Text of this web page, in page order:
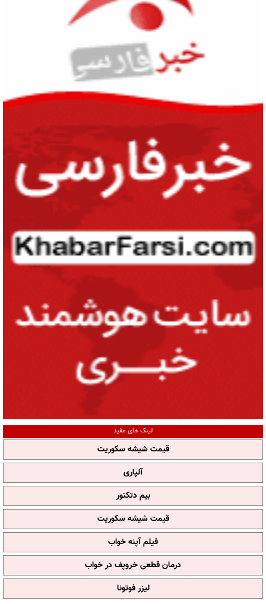
لینک های مفید
قیمت شیشه سکوریت
آلپاری
بیم دتکتور
قیمت شیشه سکوریت
فیلم آپنه خواب
درمان قطعی خروپف در خواب
لیزر فوتونا